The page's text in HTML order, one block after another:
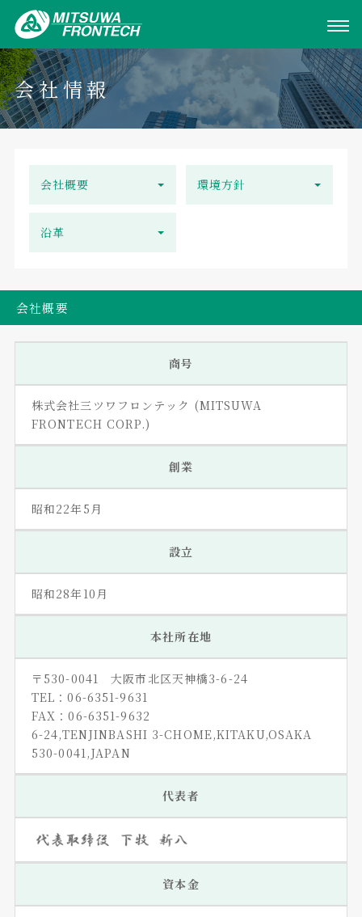
会社情報
会社概要 環境方針
沿革
会社概要
商号
株式会社三ツワフロンテック (MITSUWA
FRONTECH CORP.)
創業
昭和22年5月
設立
昭和28年10月
本社所在地
〒530-0041 大阪市北区天神橋3-6-24
TEL：06-6351-9631
FAX：06-6351-9632
6-24,TENJINBASHI 3-CHOME,KITAKU,OSAKA
530-0041,JAPAN
代表者
資本金